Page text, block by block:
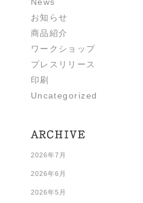
News
お知らせ
商品紹介
ワークショップ
プレスリリース
印刷
Uncategorized
2026年7月
2026年6月
2026年5月